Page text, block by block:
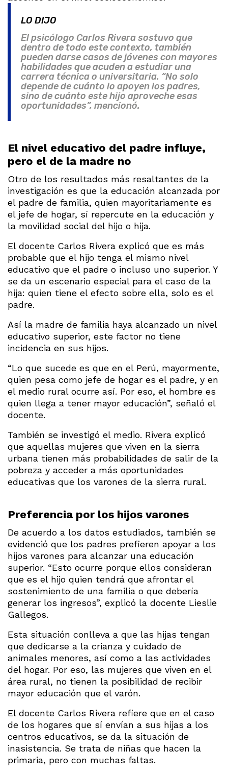
LO DIJO
El psicólogo Carlos Rivera sostuvo que
dentro de todo este contexto, también
pueden darse casos de jóvenes con mayores
habilidades que acuden a estudiar una
carrera técnica o universitaria. “No solo
depende de cuánto lo apoyen los padres,
sino de cuánto este hijo aproveche esas
oportunidades”, mencionó.
El nivel educativo del padre influye,
pero el de la madre no
Otro de los resultados más resaltantes de la
investigación es que la educación alcanzada por
el padre de familia, quien mayoritariamente es
el jefe de hogar, sí repercute en la educación y
la movilidad social del hijo o hija.
El docente Carlos Rivera explicó que es más
probable que el hijo tenga el mismo nivel
educativo que el padre o incluso uno superior. Y
se da un escenario especial para el caso de la
hija: quien tiene el efecto sobre ella, solo es el
padre.
Así la madre de familia haya alcanzado un nivel
educativo superior, este factor no tiene
incidencia en sus hijos.
“Lo que sucede es que en el Perú, mayormente,
quien pesa como jefe de hogar es el padre, y en
el medio rural ocurre así. Por eso, el hombre es
quien llega a tener mayor educación”, señaló el
docente.
También se investigó el medio. Rivera explicó
que aquellas mujeres que viven en la sierra
urbana tienen más probabilidades de salir de la
pobreza y acceder a más oportunidades
educativas que los varones de la sierra rural.
Preferencia por los hijos varones
De acuerdo a los datos estudiados, también se
evidenció que los padres prefieren apoyar a los
hijos varones para alcanzar una educación
superior. “Esto ocurre porque ellos consideran
que es el hijo quien tendrá que afrontar el
sostenimiento de una familia o que debería
generar los ingresos”, explicó la docente Lieslie
Gallegos.
Esta situación conlleva a que las hijas tengan
que dedicarse a la crianza y cuidado de
animales menores, así como a las actividades
del hogar. Por eso, las mujeres que viven en el
área rural, no tienen la posibilidad de recibir
mayor educación que el varón.
El docente Carlos Rivera refiere que en el caso
de los hogares que sí envían a sus hijas a los
centros educativos, se da la situación de
inasistencia. Se trata de niñas que hacen la
primaria, pero con muchas faltas.